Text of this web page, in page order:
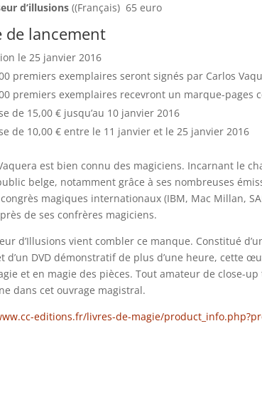
d’illusions ((Français) 65 euro
de lancement
le 25 janvier 2016
premiers exemplaires seront signés par Carlos
premiers exemplaires recevront un marque-pages
de 15,00 € jusqu’au 10 janvier 2016
de 10,00 € entre le 11 janvier et le 25 janvier 2016
est bien connu des magiciens. Incarnant le
belge, notamment grâce à ses nombreuses
magiques internationaux (IBM, Mac Millan,
de ses confrères magiciens.
d’Illusions vient combler ce manque. Constitué
d’un DVD démonstratif de plus d’une heure, cette
et en magie des pièces. Tout amateur de close-
dans cet ouvrage magistral.
editions.fr/livres-de-magie/